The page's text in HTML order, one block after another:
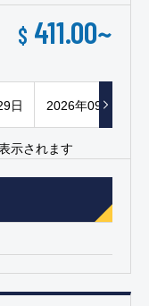
$ 411.00~
日 2026年09月12日
示されます